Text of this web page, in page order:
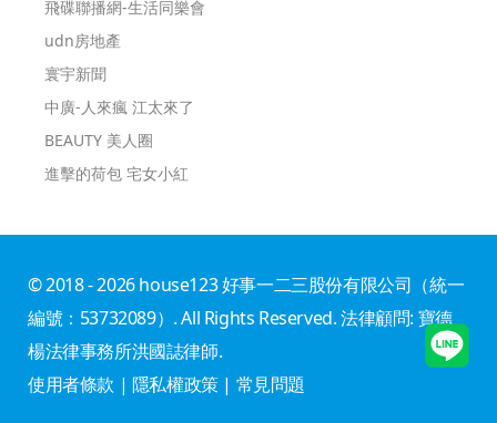
飛碟聯播網-生活同樂會
udn房地產
寰宇新聞
中廣-人來瘋 江太來了
BEAUTY 美人圈
進擊的荷包 宅女小紅
© 2018 - 2026 house123 好事一二三股份有限公司（統一
編號：53732089）. All Rights Reserved. 法律顧問: 寶德
楊法律事務所洪國誌律師.
使用者條款 | 隱私權政策| 常見問題